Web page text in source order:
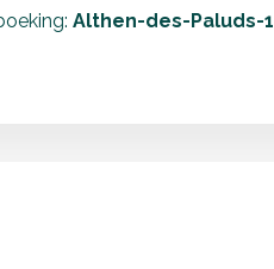
Althen-des-Paluds-1